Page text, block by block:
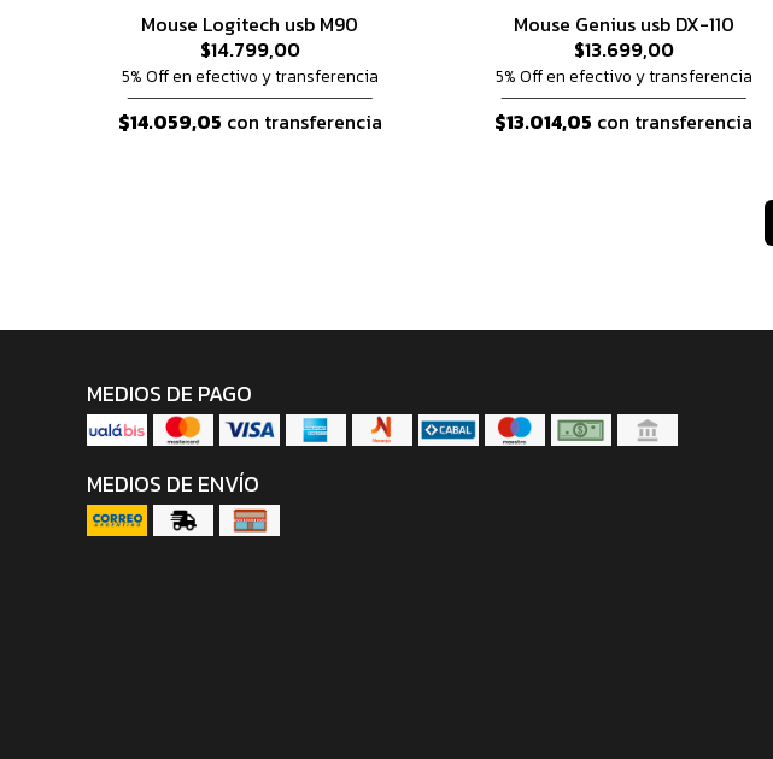
Mouse Logitech usb M90
$14.799,00
5% Off en efectivo y transferencia
$14.059,05 con transferencia
Mouse Genius usb DX-110
$13.699,00
5% Off en efectivo y transferencia
$13.014,05 con transferencia
MEDIOS DE PAGO
MEDIOS DE ENVÍO